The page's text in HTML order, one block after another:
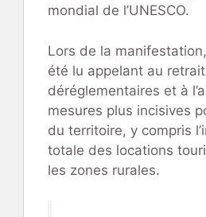
mondial de l’UNESCO.
Lors de la
été lu appelant au
déréglementaires et à
mesures plus incisives
du territoire, y compris
totale des locations
les zones rurales.